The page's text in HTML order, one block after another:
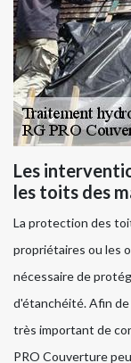
Les
les toits des
La protection des
propriétaires ou les
nécessaire de
d'étanchéité. Afin
très important de
PRO Couverture